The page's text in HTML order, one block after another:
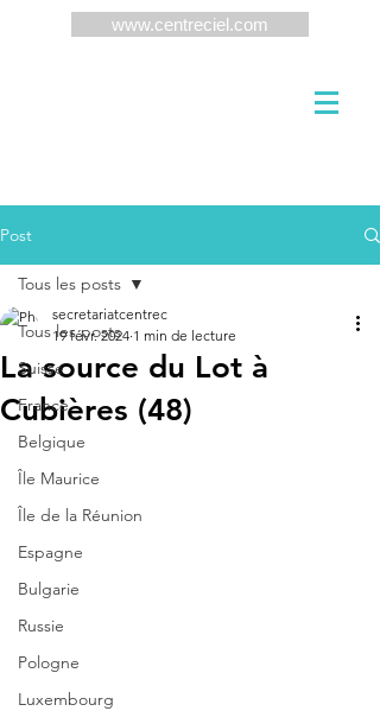
www.centreciel.com
Post
Tous les posts
Suisse
France
Belgique
Île Maurice
Île de la Réunion
Espagne
Bulgarie
Russie
Pologne
Luxembourg
Tous les posts
La source du Lot à
Cubières (48)
secretariatcentrec
19 févr. 2024 1 min de lecture